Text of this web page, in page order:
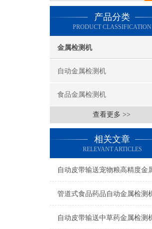
产品分类
PRODUCT CLASSIFICATION
金属检测机
自动金属检测机
食品金属检测机
查看更多 >>
相关文章
RELEVANT ARTICLES